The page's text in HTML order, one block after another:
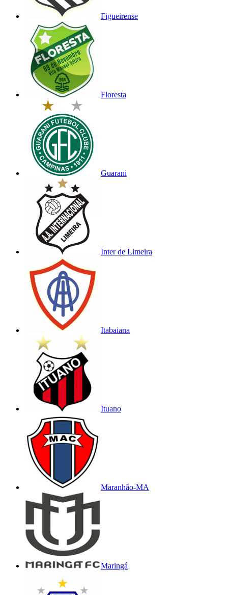
Figueirense
Floresta
Guarani
Inter de Limeira
Itabaiana
Ituano
Maranhão-MA
Maringá